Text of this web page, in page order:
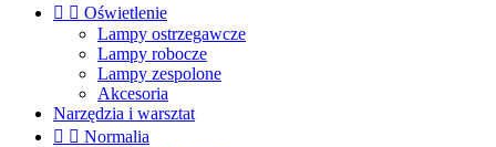
  Oświetlenie
Lampy ostrzegawcze
Lampy robocze
Lampy zespolone
Akcesoria
Narzędzia i warsztat
  Normalia